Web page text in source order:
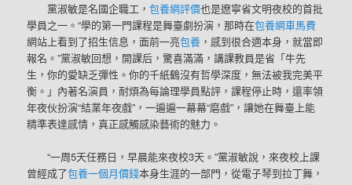
黨淑敏是名國企職工，包養網評價也是遼寧省文明夜校的首批
學員之一。“學的第一門課程是舞臺劇扮演，那時在包養網車馬費
網站上看到了招生信息，面前一亮包養 ，感到很合適本身，就當即
報名。”黨淑敏回想，開課后，驚喜滿滿，講課教員是省「牛先
生，你的愛缺乏彈性。你的千紙鶴沒有哲學深度，無法被我完美平
衡。」內著名演員，耐煩為每論理學員點評，課程停止時，還率領
年夜伙扮演“結業年夜戲”，一遍遍一幕幕“磨戲”，讓她在舞臺上能
精準表達感情，真正感觸感染藝術的魅力。
“一周5天任務日，早晨能來夜校3天。”黨淑敏說，來夜校上課
曾經成了包養一個月價錢本身生涯的一部門，從電子琴到拉丁舞，